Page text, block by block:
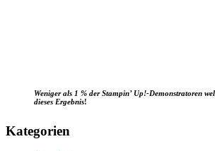
Weniger als 1 % der Stampin’ Up!-Demonstratoren
dieses Ergebnis!
Kategorien